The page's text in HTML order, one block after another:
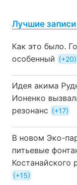
Лучшие
Как это было.
особенный
+20
Идея акима
Ионенко
резонанс
+17
В новом Эко-
питьевые
Костанайского
+15